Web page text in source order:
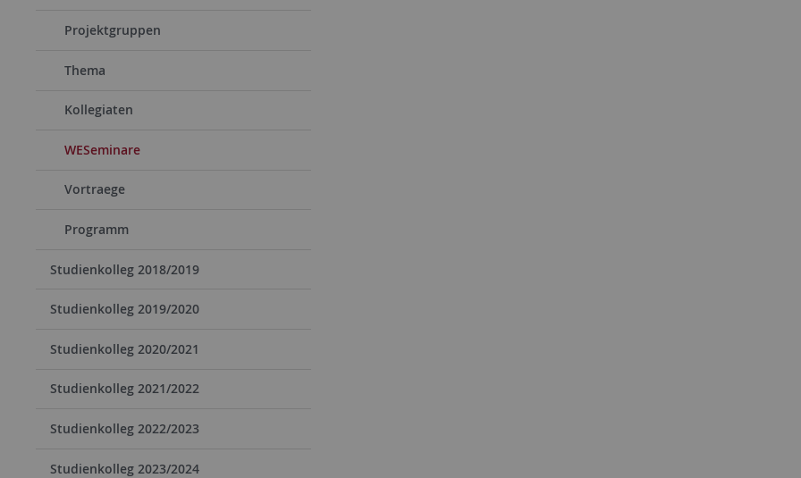
Projektgruppen
Thema
Kollegiaten
WESeminare
Vortraege
Programm
Studienkolleg 2018/2019
Studienkolleg 2019/2020
Studienkolleg 2020/2021
Studienkolleg 2021/2022
Studienkolleg 2022/2023
Studienkolleg 2023/2024